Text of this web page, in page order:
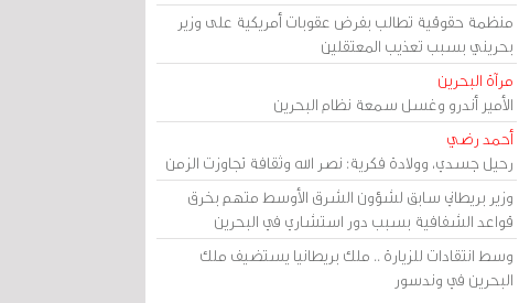
منظمة حقوقية تطالب بفرض عقوبات أمريكية على وزير
بحريني بسبب تعذيب المعتقلين
مرآة البحرين
الأمير أندرو وغسل سمعة نظام البحرين
أحمد رضي
رحيل جسدي، وولادة فكرية: نصر الله وثقافة تجاوزت الزمن
وزير بريطاني سابق لشؤون الشرق الأوسط متهم بخرق
قواعد الشفافية بسبب دور استشاري في البحرين
وسط انتقادات للزيارة .. ملك بريطانيا يستضيف ملك
البحرين في وندسور